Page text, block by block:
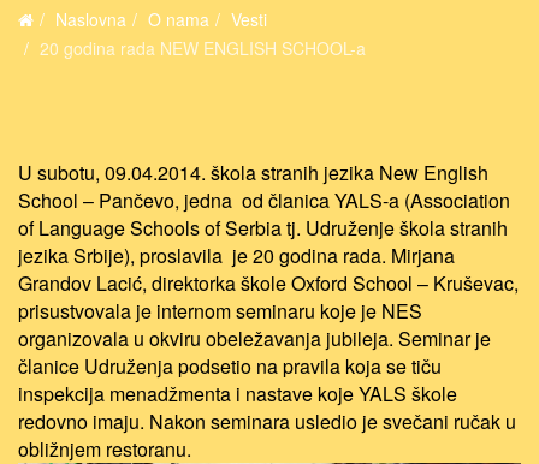
Naslovna O nama
Vesti
20 godina rada NEW ENGLISH SCHOOL-a
U subotu, 09.04.2014. škola stranih jezika New English
School – Pančevo, jedna od članica YALS-a (Association
of Language Schools of Serbia tj. Udruženje škola stranih
jezika Srbije), proslavila je 20 godina rada. Mirjana
Grandov Lacić, direktorka škole Oxford School – Kruševac,
prisustvovala je internom seminaru koje je NES
organizovala u okviru obeležavanja jubileja. Seminar je
članice Udruženja podsetio na pravila koja se tiču
inspekcija menadžmenta i nastave koje YALS škole
redovno imaju. Nakon seminara usledio je svečani ručak u
obližnjem restoranu.